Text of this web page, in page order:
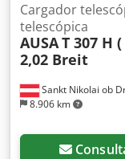
Sankt Nikolai ob
8.906 km
Cargador
telescópica
AUSAT 307 H
2,02 Breit